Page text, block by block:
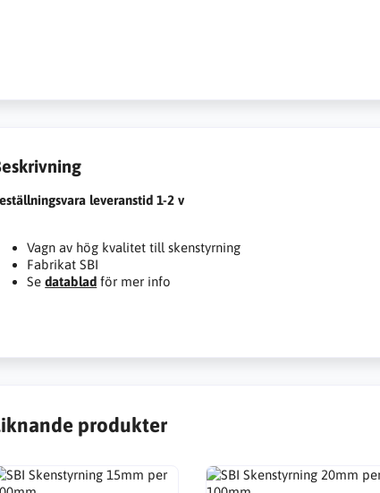
leveranstid 1-2 v
Vagn av hög kvalitet till skenstyrning
Fabrikat SBI
Sedatablad för mer info
produkter